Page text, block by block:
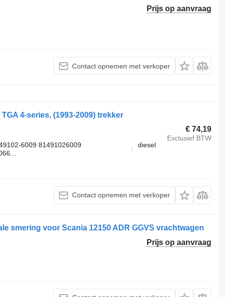
Prijs op aanvraag
Contact opnemen met verkoper
4-series, (1993-2009) trekker
€ 74,19
Exclusief BTW
6009 81491026009
diesel
Contact opnemen met verkoper
smering voor Scania 12150 ADR GGVS vrachtwagen
Prijs op aanvraag